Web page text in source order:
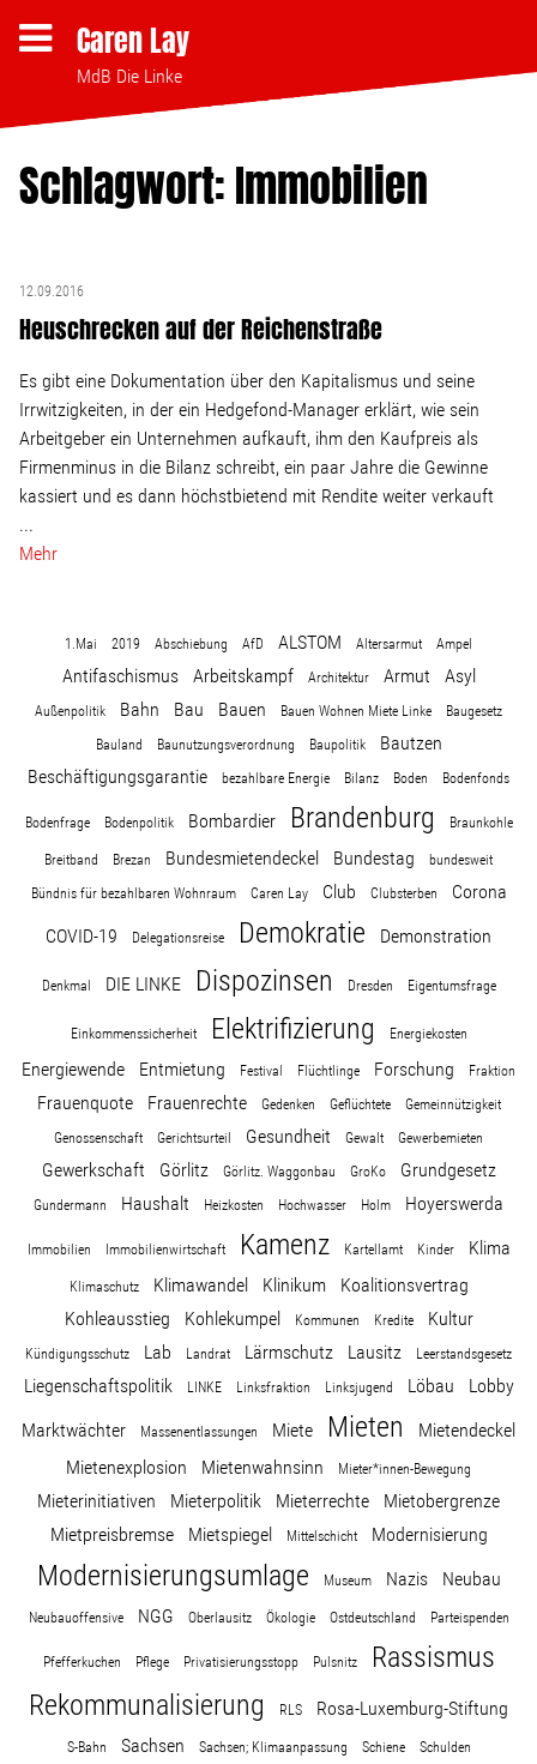
Caren Lay
MdB Die Linke
Themen
Clubsterben stoppen
Strukturwandel
Bodenpolitik
Wahlkreis
Presse
Service
Termine
Stellenangebot
Kontakt
Über mich
Wohnopoly
Das Buch
Schlagwort: Immobilien
12.09.2016
Heuschrecken auf der Reichenstraße
Es gibt eine Dokumentation über den Kapitalismus und seine
Irrwitzigkeiten, in der ein Hedgefond-Manager erklärt, wie sein
Arbeitgeber ein Unternehmen aufkauft, ihm den Kaufpreis als
Firmenminus in die Bilanz schreibt, ein paar Jahre die Gewinne
kassiert und es dann höchstbietend mit Rendite weiter verkauft
...
Mehr
1.Mai 2019 Abschiebung AfD ALSTOM Altersarmut Ampel
Antifaschismus Arbeitskampf Architektur Armut Asyl
Außenpolitik Bahn Bau Bauen Bauen Wohnen Miete Linke
Baugesetz
Bauland
Baunutzungsverordnung Baupolitik
Bautzen
Beschäftigungsgarantie
bezahlbare Energie Bilanz Boden Bodenfonds
Bodenfrage Bodenpolitik Bombardier Brandenburg Braunkohle
Breitband Brezan Bundesmietendeckel Bundestag
bundesweit
Bündnis für bezahlbaren Wohnraum
Caren Lay Club Clubsterben
Corona
COVID-19
Delegationsreise Demokratie Demonstration
Denkmal DIE LINKE Dispozinsen Dresden Eigentumsfrage
Einkommenssicherheit Elektrifizierung Energiekosten
Energiewende Entmietung Festival Flüchtlinge Forschung Fraktion
Frauenquote Frauenrechte Gedenken Geflüchtete
Gemeinnützigkeit
Genossenschaft
Gerichtsurteil Gesundheit Gewalt Gewerbemieten
Gewerkschaft Görlitz Görlitz. Waggonbau GroKo Grundgesetz
Gundermann Haushalt Heizkosten Hochwasser Holm Hoyerswerda
Immobilien Immobilienwirtschaft Kamenz Kartellamt Kinder Klima
Klimaschutz Klimawandel Klinikum
Koalitionsvertrag
Kohleausstieg
Kohlekumpel Kommunen Kredite Kultur
Kündigungsschutz Lab Landrat Lärmschutz Lausitz Leerstandsgesetz
Liegenschaftspolitik LINKE Linksfraktion Linksjugend Löbau
Lobby
Marktwächter
Massenentlassungen Miete Mieten
Mietendeckel
Mietenexplosion
Mietenwahnsinn Mieter*innen-Bewegung
Mieterinitiativen Mieterpolitik Mieterrechte
Mietobergrenze
Mietpreisbremse
Mietspiegel Mittelschicht Modernisierung
Modernisierungsumlage Museum Nazis Neubau
Neubauoffensive NGG Oberlausitz Ökologie Ostdeutschland Parteispenden
Pfefferkuchen Pflege Privatisierungsstopp Pulsnitz
Rassismus
Rekommunalisierung
RLS Rosa-Luxemburg-Stiftung
S-Bahn Sachsen Sachsen; Klimaanpassung Schiene Schulden